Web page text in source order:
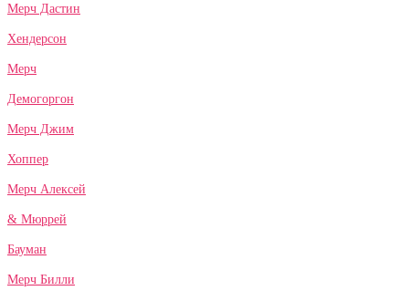
Мерч Дастин
Хендерсон
Мерч
Демогоргон
Мерч Джим
Хоппер
Мерч Алексей
& Мюррей
Бауман
Мерч Билли